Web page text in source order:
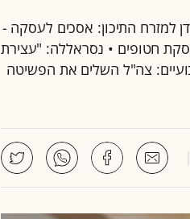
למזרח התיכון: אסכים לעסקה -
חטופים • נסראללה: "עצירת
צה"ל השלים את הפשיטה